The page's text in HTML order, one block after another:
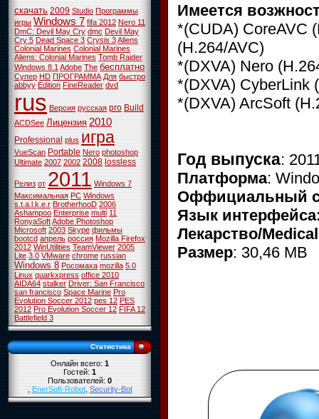
скачать 2009 Studio Программы
игры Windows 7 fifa 2012 Nero 11
DmC: Devil May Cry dmc Devil May
Cry 5 Dead Space 3 Crysis 3Aliens
Colonial Marines Colonial Marines
Aliens: Colonial Marines Tomb Raider
Windows 8.1Adobe The бесплатно
Супер HD ПРОГРАММА Для быстро
abbyy Edition FineReader dvd
rus Версия русская pro Build
ACDSee Лицензия 2010
Professional plus игра
VueScan Portable Nero photoshop
Ultimate 2007 2002 2008 lossless
Релиз от 2011 Windows 7
Максимальная PC Windows
s.t.a.l.k.e.r BrotherhooD 2006
Ashampoo Enterprise multi 11
RonyaSoftAdobe Photoshop
Microsoft 2003 Skype фильмы
bootcd апрель россия Mozilla Firefox
2012 WinUtilities TeamViewer 2005
Lite 3.0 VMware chrome russian
Windows 8 Росомаха mozilla 5.0
Linux quarkxpress office 2010
AIDA64 stalker Driver: San Francisco
san francisco Space Marine Pro
Evolution Soccer 2012 pes 12 PES
2012 Pro Evolution Soccer 12 FIFA 12
Battlefield 3
Статистика
Онлайн всего:1
Гостей:1
Пользователей:0
,EnerSoft-Robot,Security-Bot
Имеется
*(CUDA) CoreAVC
(H.264/AVC)
*(DXVA) Nero
*(DXVA) CyberLink
*(DXVA) ArcSoft
Год выпуска:
Платформа:
Оффициальный
Язык
Лекарство/
Размер: 30,46 MB